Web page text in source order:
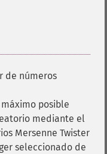
de números
posible
mediante el
Mersenne Twister
seleccionado de